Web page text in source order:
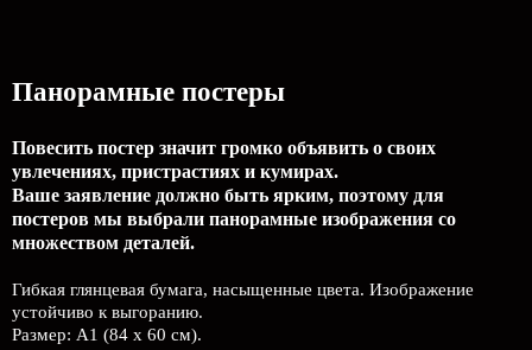
Панорамные постеры
Повесить постер значит громко объявить о своих
увлечениях, пристрастиях и кумирах.
Ваше заявление должно быть ярким, поэтому для
постеров мы выбрали панорамные изображения со
множеством деталей.
Гибкая глянцевая бумага, насыщенные цвета. Изображение
устойчиво к выгоранию.
Размер: А1 (84 х 60 см).